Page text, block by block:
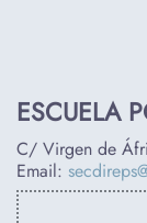
ESCUELA
C/ Virgen de
Email: